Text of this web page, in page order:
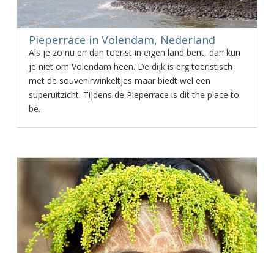
Pieperrace in Volendam, Nederland
Als je zo nu en dan toerist in eigen land bent, dan kun
je niet om Volendam heen. De dijk is erg toeristisch
met de souvenirwinkeltjes maar biedt wel een
superuitzicht. Tijdens de Pieperrace is dit the place to
be.